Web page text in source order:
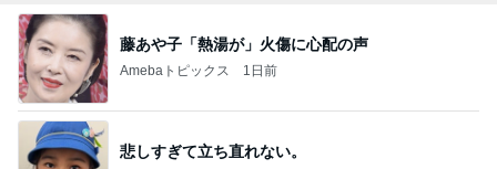
藤あや子「熱湯が」火傷に心配の声
Amebaトピックス 1日前
悲しすぎて立ち直れない。